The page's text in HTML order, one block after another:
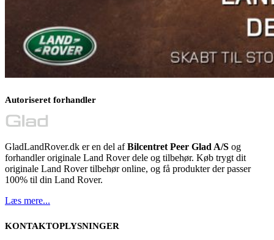
Autoriseret forhandler
GladLandRover.dk er en del afBilcentret Peer Glad A/S og
forhandler originale Land Rover dele og tilbehør. Køb trygt dit
originale Land Rover tilbehør online, og få produkter der passer
100% til din Land Rover.
Læs mere...
KONTAKTOPLYSNINGER